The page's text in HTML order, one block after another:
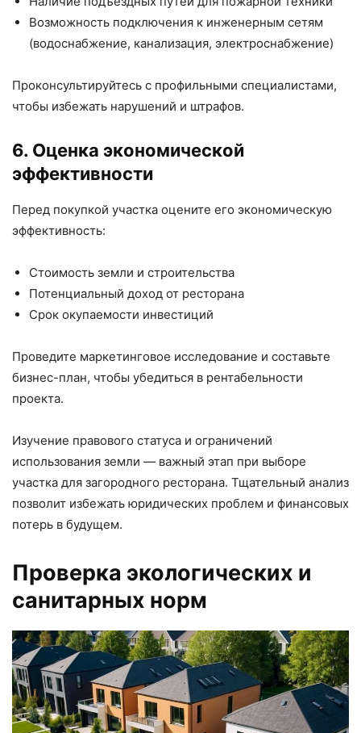
Возможность подключения к инженерным сетям
(водоснабжение, канализация, электроснабжение)
Проконсультируйтесь с профильными специалистами,
чтобы избежать нарушений и штрафов.
6. Оценка экономической
эффективности
Перед покупкой участка оцените его экономическую
эффективность:
Стоимость земли и строительства
Потенциальный доход от ресторана
Срок окупаемости инвестиций
Проведите маркетинговое исследование и составьте
бизнес-план, чтобы убедиться в рентабельности
проекта.
Изучение правового статуса и ограничений
использования земли — важный этап при выборе
участка для загородного ресторана. Тщательный анализ
позволит избежать юридических проблем и финансовых
потерь в будущем.
Проверка экологических и
санитарных норм